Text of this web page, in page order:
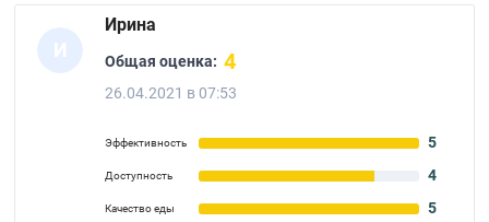
И
Ирина
Общая оценка: 4
26.04.2021 в 07:53
Эффективность 5
Доступность 4
Качество еды 5